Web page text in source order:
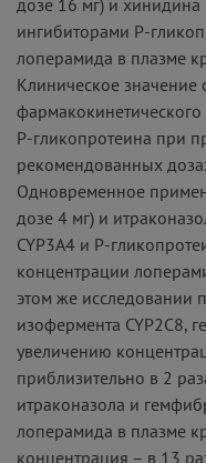
ингибиторами P-
лоперамида в плазме
Клиническое значение
P-гликопротеина при
рекомендованных
Одновременное
дозе 4 мг) и
CYP3A4 и P-
концентрации
этом же исследовании
изофермента CYP2C8,
увеличению
приблизительно в 2
итраконазола и
лоперамида в плазме
концентрация – в 13